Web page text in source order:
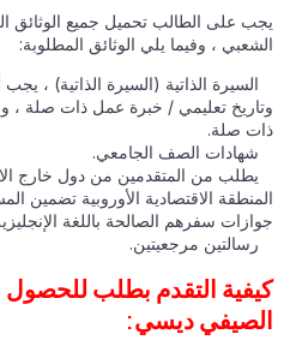
يجب على الطالب تحميل جميع الوثائق
الشعبي ، وفيما يلي الوثائق المطلوبة:
السيرة الذاتية (السيرة الذاتية) ،
وتاريخ تعليمي / خبرة عمل ذات صلة
ذات صلة.
شهادات الصف الجامعي.
يطلب من المتقدمين من دول خارج
المنطقة الاقتصادية الأوروبية تضمين
جوازات سفرهم الصالحة باللغة
رسالتين مرجعيتين.
كيفية التقدم بطلب
الصيفي ديسي: